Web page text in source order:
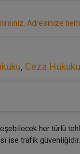
Adresinize
, Ceza Hukuku
her türlü
ise trafik güvenliğidir.